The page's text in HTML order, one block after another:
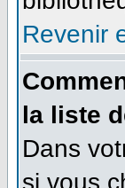
Revenir
la liste
Dans
si vous